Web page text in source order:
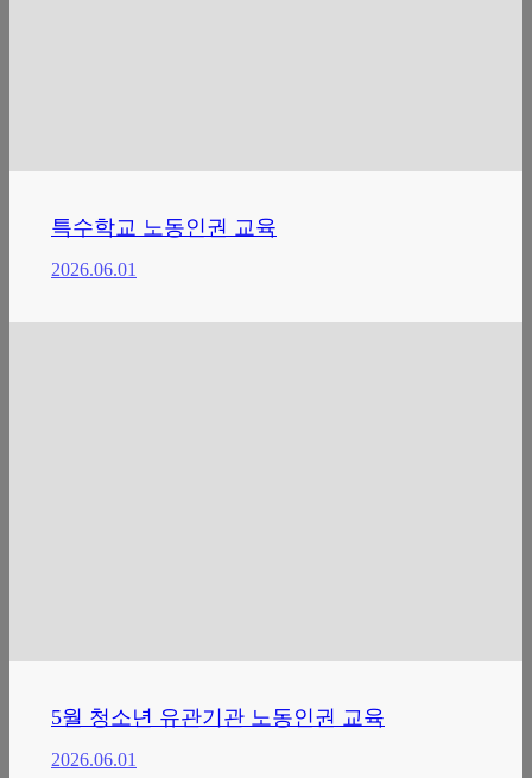
특수학교 노동인권 교육
2026.06.01
5월 청소년 유관기관 노동인권 교육
2026.06.01